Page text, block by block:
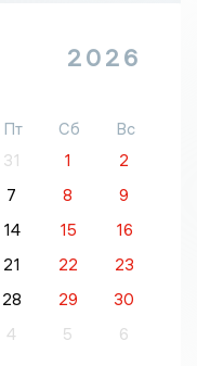
2026
Пт Сб
Вс
31 1
2
7 8
9
14 15
16
21 22
23
28 29
30
4 5 6